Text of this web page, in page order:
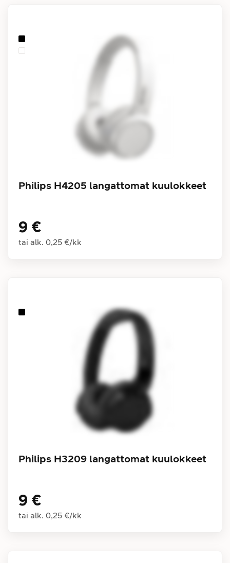
Philips H4205 langattomat kuulokkeet
9 €
tai alk. 0,25 €/kk
Philips H3209 langattomat kuulokkeet
9 €
tai alk. 0,25 €/kk